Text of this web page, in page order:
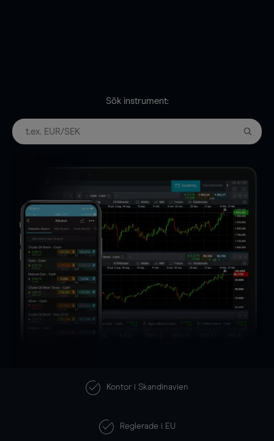
Sök instrument:
Kontor i Skandinavien
Reglerade i EU